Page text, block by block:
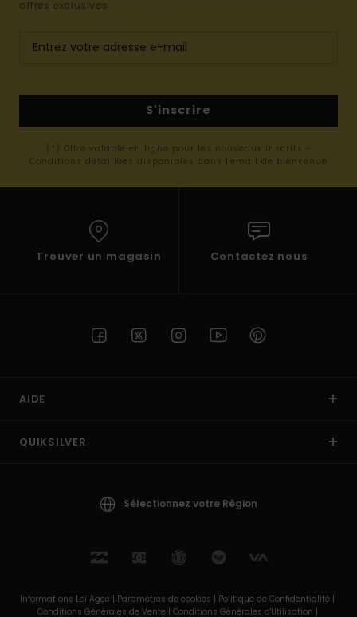
offres exclusives.
S'inscrire
(*) Offre valable en ligne pour les nouveaux inscrits -
Conditions détaillées disponibles dans l'email de bienvenue
Trouver un magasin Contactez nous
AIDE
QUIKSILVER
Sélectionnez votre Région
Informations Loi Agec | Paramètres de cookies | Politique de Confidentialité |
Conditions Générales de Vente | Conditions Générales d'Utilisation |